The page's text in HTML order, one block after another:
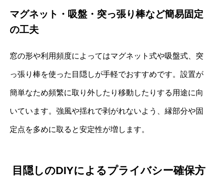
マグネット・吸盤・突っ張り棒など簡易固定
の工夫
窓の形や利用頻度によってはマグネット式や吸盤式、突
っ張り棒を使った目隠しが手軽でおすすめです。設置が
簡単なため頻繁に取り外したり移動したりする用途に向
いています。強風や揺れで剥がれないよう、縁部分や固
定点を多めに取ると安定性が増します。
目隠しのDIYによるプライバシー確保方